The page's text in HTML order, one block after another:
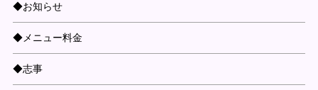
◆お知らせ
◆メニュー料金
◆志事